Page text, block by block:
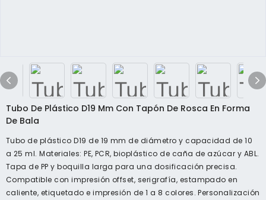
Tubo De Plástico D19 Mm Con Tapón De Rosca En Forma
De Bala
Tubo de plástico D19 de 19 mm de diámetro y capacidad de 10
a 25 ml. Materiales: PE, PCR, bioplástico de caña de azúcar y ABL.
Tapa de PP y boquilla larga para una dosificación precisa.
Compatible con impresión offset, serigrafía, estampado en
caliente, etiquetado e impresión de 1 a 8 colores. Personalización